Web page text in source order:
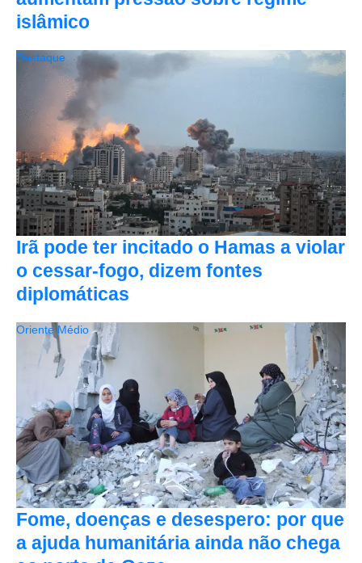
islâmico
Irã pode ter incitado o Hamas a violar
o cessar-fogo, dizem fontes
diplomáticas
Destaque
Fome, doenças e desespero: por que
a ajuda humanitária ainda não chega
Oriente Médio